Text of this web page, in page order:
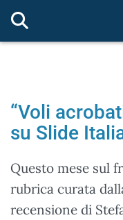
“Voli
su Slide
Questo mese sul
rubrica curata
recensione di